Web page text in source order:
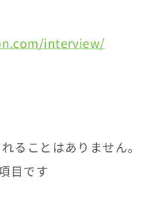
interview/
ることはありません。
目です